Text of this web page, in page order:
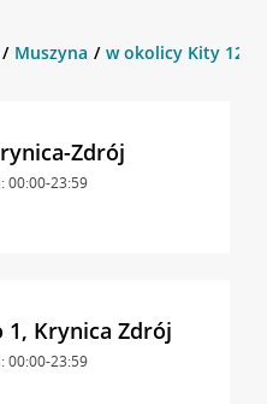
Muszyna w okolicy Kity 12 ,
Zdrój
00:00-23:59
1, Krynica Zdrój
00:00-23:59